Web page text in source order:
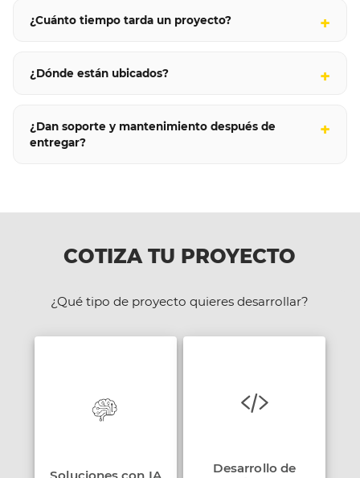
¿Cuánto tiempo tarda un proyecto?
¿Dónde están ubicados?
¿Dan soporte y mantenimiento después de
entregar?
COTIZA TU PROYECTO
¿Qué tipo de proyecto quieres desarrollar?
Desarrollo de